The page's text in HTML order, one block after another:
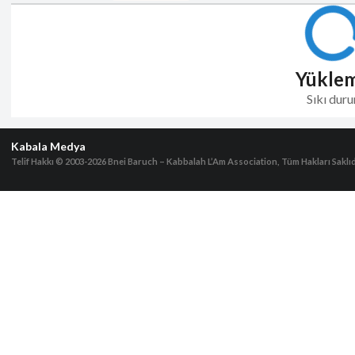
Sıkı
Kabala Medya
Telif Hakkı © 2003-2026Bnei Baruch – Kabbalah L’Am Association, Tüm Hakları